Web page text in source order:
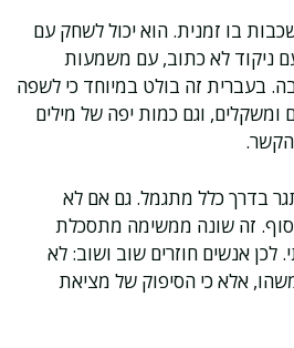
בו זמנית. הוא יכול לשחק עם
ניקוד לא כתוב, עם משמעות
בעברית זה בולט במיוחד כי לשפה
וגם כמות יפה של מילים
בדרך כלל מתגמל. גם אם לא
זה שונה ממשימה מתסכלת
לכן אנשים חוזרים שוב ושוב: לא
אלא כי הסיפוק של מציאת